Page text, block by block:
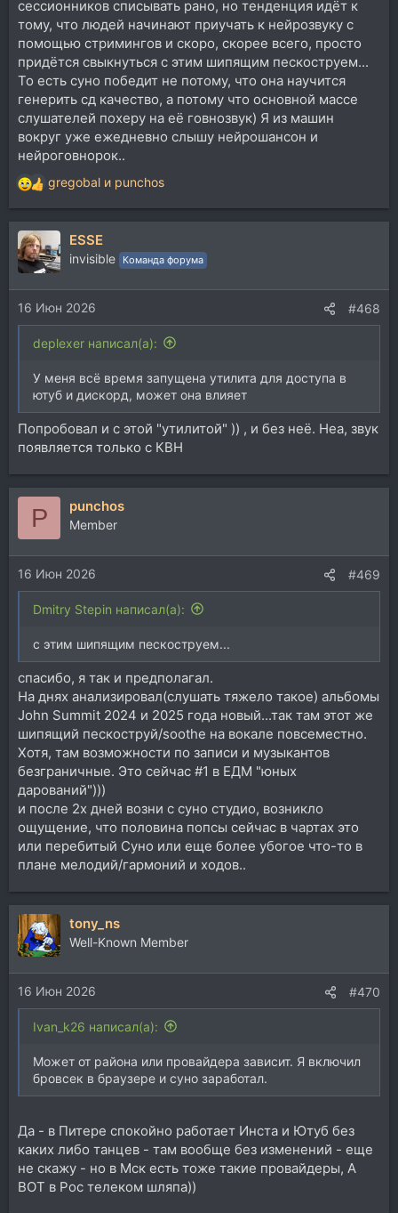
сессионников списывать рано, но тенденция идёт к
тому, что людей начинают приучать к нейрозвуку с
помощью стримингов и скоро, скорее всего, просто
придётся свыкнуться с этим шипящим пескоструем...
То есть суно победит не потому, что она научится
генерить сд качество, а потому что основной массе
слушателей похеру на её говнозвук) Я из машин
вокруг уже ежедневно слышу нейрошансон и
нейроговнорок..
Р
е
а
к
ц
и
и
:
gregobal и punchos
ESSE
invisible Команда форума
16 Июн 2026 #468
deplexer написал(а):
У меня всё время запущена утилита для доступа в
ютуб и дискорд, может она влияет
Попробовал и с этой "утилитой" )) , и без неё. Неа, звук
появляется только с КВН
P punchos
Member
16 Июн 2026 #469
Dmitry Stepin написал(а):
с этим шипящим пескоструем...
спасибо, я так и предполагал.
На днях анализировал(слушать тяжело такое) альбомы
John Summit 2024 и 2025 года новый...так там этот же
шипящий пескоструй/soothe на вокале повсеместно.
Хотя, там возможности по записи и музыкантов
безграничные. Это сейчас #1 в ЕДМ "юных
дарований")))
и после 2х дней возни с суно студио, возникло
ощущение, что половина попсы сейчас в чартах это
или перебитый Суно или еще более убогое что-то в
плане мелодий/гармоний и ходов..
tony_ns
Well-Known Member
16 Июн 2026 #470
Ivan_k26 написал(а):
Может от района или провайдера зависит. Я включил
бровсек в браузере и суно заработал.
Да - в Питере спокойно работает Инста и Ютуб без
каких либо танцев - там вообще без изменений - еще
не скажу - но в Мск есть тоже такие провайдеры, А
ВОТ в Рос телеком шляпа))